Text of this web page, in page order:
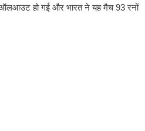
ऑलआउट हो गई और भारत ने यह मैच 93 रनों